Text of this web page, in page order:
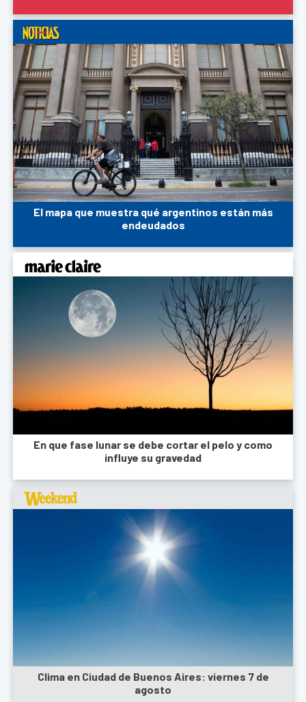
El mapa que muestra qué argentinos están más
endeudados
En que fase lunar se debe cortar el pelo y como
influye su gravedad
Clima en Ciudad de Buenos Aires: viernes 7 de
agosto